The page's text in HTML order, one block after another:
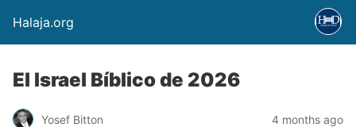
Halaja.org
El Israel Bíblico de 2026
Yosef Bitton 4 months ago